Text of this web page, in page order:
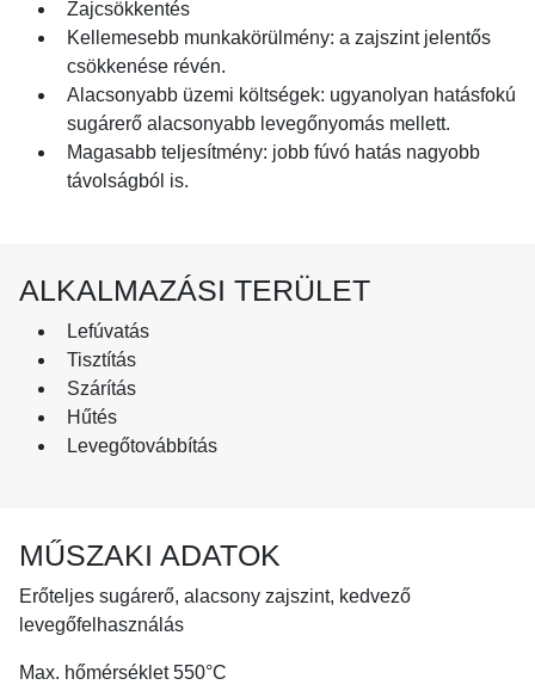
Zajcsökkentés
Kellemesebb munkakörülmény: a zajszint jelentős
csökkenése révén.
Alacsonyabb üzemi költségek: ugyanolyan hatásfokú
sugárerő alacsonyabb levegőnyomás mellett.
Magasabb teljesítmény: jobb fúvó hatás nagyobb
távolságból is.
ALKALMAZÁSI TERÜLET
Lefúvatás
Tisztítás
Szárítás
Hűtés
Levegőtovábbítás
MŰSZAKI ADATOK
Erőteljes sugárerő, alacsony zajszint, kedvező
levegőfelhasználás
Max. hőmérséklet 550°C